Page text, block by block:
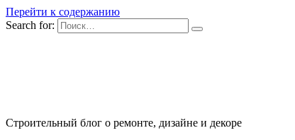
Перейти к содержанию
Search for:
Строительный блог о ремонте, дизайне и декоре